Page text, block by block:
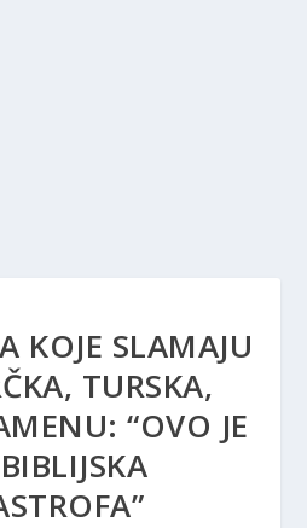
KOJE SLAMAJU
TURSKA,
“OVO JE